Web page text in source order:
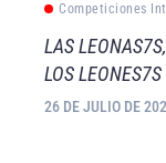
Competiciones
LAS
LOS
26 DE JULIO DE